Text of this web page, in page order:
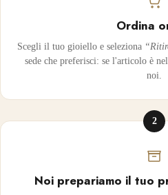
Ordina
Scegli il tuo gioiello e seleziona
sede che preferisci: se l'articolo è
noi.
2
Noi prepariamo il tuo